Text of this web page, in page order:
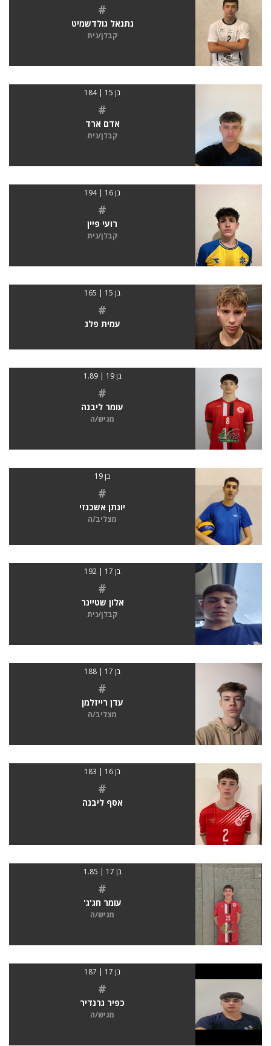
#
נתנאל גולדשמיט
קבלן/נית
בן 15 | 184
#
אדם ארד
קבלן/נית
בן 16 | 194
#
רועי פיין
קבלן/נית
בן 15 | 165
#
עמית פלג
בן 19 | 1.89
#
עומר ליבנה
מגיש/ה
בן 19
#
יונתן אשכנזי
מצליב/ה
בן 17 | 192
#
אלון שטיינר
קבלן/נית
בן 17 | 188
#
עדן רייזלמן
מצליב/ה
בן 16 | 183
#
אסף ליבנה
בן 17 | 1.85
#
עומר חג'ג'
מגיש/ה
בן 17 | 187
#
כפיר גרנדיר
מגיש/ה